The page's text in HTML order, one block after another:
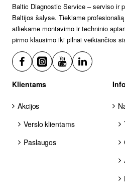
Baltic Diagnostic Service – serviso ir
Baltijos šalyse. Tiekiame
atliekame montavimo ir techninio
pirmo klausimo iki pilnai veikiančios
Klientams
Akcijos
Verslo klientams
Paslaugos